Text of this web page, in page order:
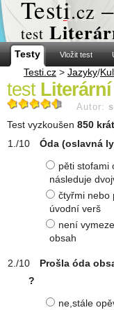
Testi.cz
test
Testy Vložit test
Testi.cz > Jazyky/
test
Autor:
Test vyzkoušen 850 krát
Óda (oslavná
pěti stofami
následuje
čtyřmi nebo
úvodní verš
není
obsah
Prošla óda
?
ne,stále